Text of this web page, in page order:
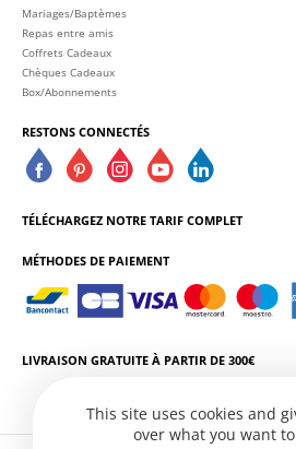
Mariages/Baptèmes
Repas entre amis
Coffrets Cadeaux
Chèques Cadeaux
Box/Abonnements
RESTONS CONNECTÉS
TÉLÉCHARGEZ NOTRE TARIF COMPLET
MÉTHODES DE PAIEMENT
LIVRAISON GRATUITE À PARTIR DE 300€
This site uses cookies and
over what you want